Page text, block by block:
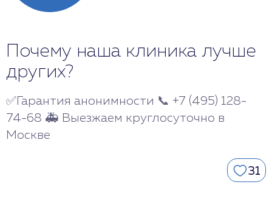
Почему наша клиника лучше
других?
✅Гарантия анонимности 📞 +7 (495) 128-
74-68 🚑 Выезжаем круглосуточно в
Москве
31